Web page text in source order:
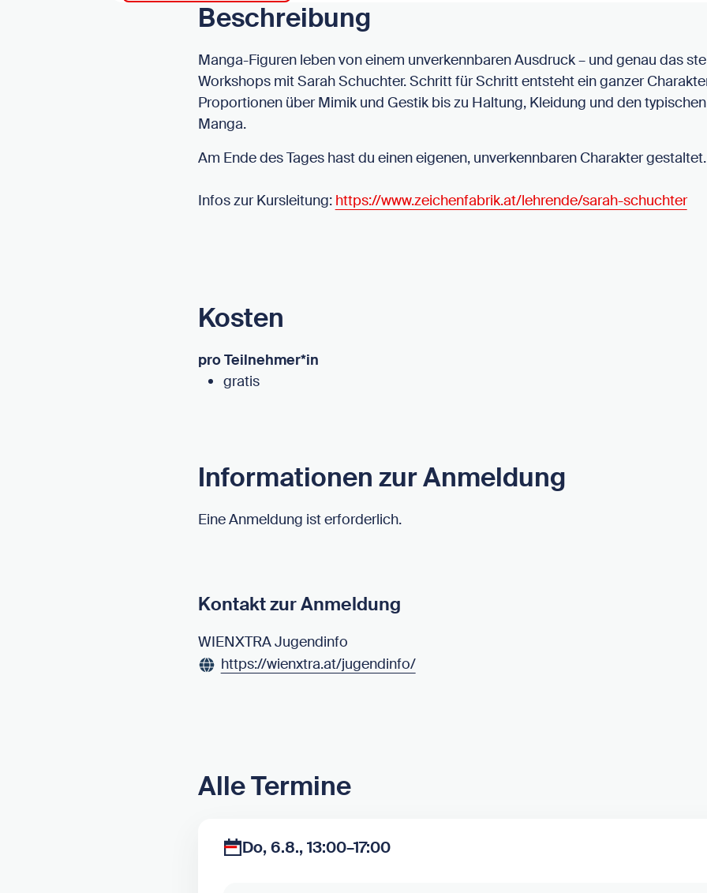
Beschreibung
Manga-Figuren leben von einem unverkennbaren Ausdruck – und genau das
Workshops mit Sarah Schuchter. Schritt für Schritt entsteht ein ganzer
Proportionen über Mimik und Gestik bis zu Haltung, Kleidung und den
Manga.
Am Ende des Tages hast du einen eigenen, unverkennbaren Charakter gestaltet.
Infos zur Kursleitung: https://www.zeichenfabrik.at/lehrende/sarah-schuchter
Kosten
pro Teilnehmer*in
gratis
Informationen zur Anmeldung
Eine Anmeldung ist erforderlich.
Kontakt zur Anmeldung
WIENXTRA Jugendinfo
https://wienxtra.at/jugendinfo/
Alle Termine
Do, 6.8., 13:00–17:00